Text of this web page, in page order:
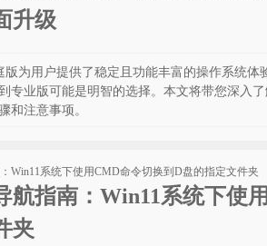
升级
版为用户提供了稳定且功能丰富的操作系统
专业版可能是明智的选择。本文将带您深入
和注意事项。
航指南：Win11系统下使
夹